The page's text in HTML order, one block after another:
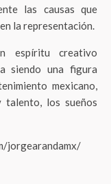
las causas que
la representación.
espíritu creativo
siendo una figura
mexicano,
talento, los sueños
jorgearandamx/